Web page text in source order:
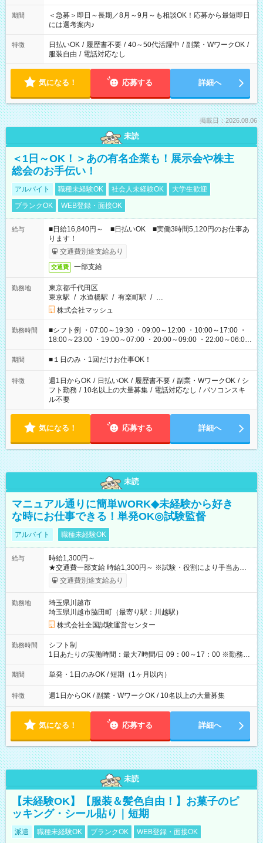
ば前職が、 在宅/財団法人/事務/コールセンター/受付/販売/カフェ
スタッフ スイーツ販売/ホテルフロント/化粧品販売/など 様々な
業界から入社して活躍されています♪
期間
＜急募＞即日～長期／8月～9月～も相談OK！応募から最短即日
には選考案内♪
特徴 日払いOK / 履歴書不要 / 40～50代活躍中 / 副業・WワークOK /
服装自由 / 電話対応なし
気になる！ 応募する 詳細へ
掲載日：2026.08.06
未読
＜1日～OK！＞あの有名企業も！展示会や株主
総会のお手伝い！
アルバイト 職種未経験OK 社会人未経験OK
大学生歓迎
ブランクOK
WEB登録・面接OK
給与
■日給16,840円～ ■日払いOK ■実働3時間5,120円のお仕事あ
ります！
交通費別途支給あり
交通費 一部支給
勤務地
東京都千代田区
東京駅 / 水道橋駅 / 有楽町駅 / …
株式会社マッシュ
勤務時間
■シフト例 ・07:00～19:30 ・09:00～12:00 ・10:00～17:00 ・
18:00～23:00 ・19:00～07:00 ・20:00～09:00 ・22:00～06:00
etc ★最短で3時間で5,120円のお仕事から 15時間で2万円近く稼
げるお仕事も！ ご希望のお時間に合わせてご紹介！ ※シフトは
ください！
期間 ■１日のみ・1回だけお仕事OK！
特徴 週1日からOK / 日払いOK / 履歴書不要 / 副業・WワークOK / シ
フト勤務 / 10名以上の大量募集 / 電話対応なし / パソコンスキ
ル不要
気になる！ 応募する 詳細へ
未読
マニュアル通りに簡単WORK◆未経験から好き
な時にお仕事できる！単発OK◎試験監督
アルバイト 職種未経験OK
給与
時給1,300円～
★交通費一部支給 時給1,300円～ ※試験・役割により手当あり
※勤務回数により昇給あり 【即給（前払い）オプションあ
り！】 希望される場合、勤務から1週間ほどで給与の一部を受け
例】 ・河合塾模擬試験 8:30～17:30（休憩1時間） 時給1,300円
×8時間＝日収10,400円＋交通費 ※当日の役割により時給＋100
円の場合あり ・国家試験 7:00～13:30（休憩なし） 時給1,300
円（役割手当＋100円）×6時間＝日収8,400円＋交通費 【試用期
間】試用期間なし
交通費別途支給あり
勤務地
埼玉県川越市
埼玉県川越市脇田町（最寄り駅：川越駅）
株式会社全国試験運営センター
勤務時間
シフト制
1日あたりの実働時間：最大7時間/日 09：00～17：00 ※勤務時
間は 試験により異なります。
期間 単発・1日のみOK / 短期（1ヶ月以内）
特徴 週1日からOK / 副業・WワークOK / 10名以上の大量募集
気になる！ 応募する 詳細へ
未読
【未経験OK】【服装＆髪色自由！】お菓子のピ
ッキング・シール貼り｜短期
派遣 職種未経験OK ブランクOK WEB登録・面接OK